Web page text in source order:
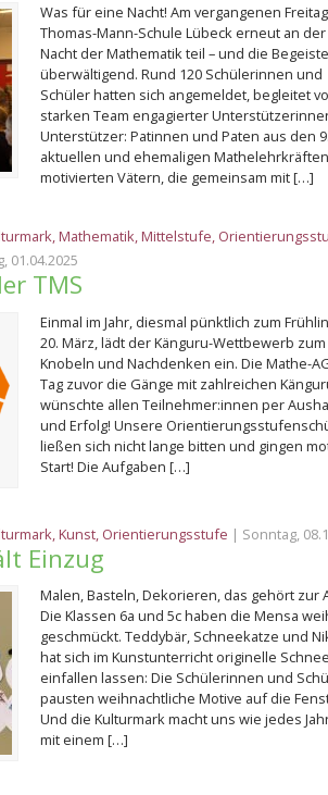
Was für eine Nacht! Am vergangenen
Thomas-Mann-Schule Lübeck erneut an der
Nacht der Mathematik teil – und die
überwältigend. Rund 120 Schülerinnen und
Schüler hatten sich angemeldet, begleitet
starken Team engagierter
Unterstützer: Patinnen und Paten aus den
aktuellen und ehemaligen
motivierten Vätern, die gemeinsam mit […]
,Mathematik,Mittelstufe,
01.04.2025
TMS
Einmal im Jahr, diesmal pünktlich zum
20. März, lädt der Känguru-Wettbewerb zum
Knobeln und Nachdenken ein. Die Mathe-
Tag zuvor die Gänge mit zahlreichen
wünschte allen Teilnehmer:innen per
und Erfolg! Unsere
ließen sich nicht lange bitten und gingen
Start! Die Aufgaben […]
Kunst Orientierungsstufe | Sonntag,
Einzug
Malen, Basteln, Dekorieren, das gehört zur
Die Klassen 6a und 5c haben die Mensa
geschmückt. Teddybär, Schneekatze und
hat sich im Kunstunterricht originelle
einfallen lassen: Die Schülerinnen und
pausten weihnachtliche Motive auf die
Und die Kulturmark macht uns wie jedes
mit einem […]